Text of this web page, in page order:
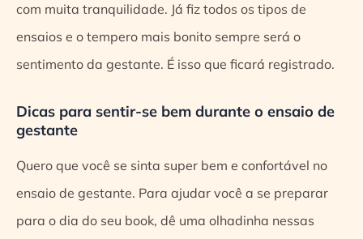
com muita tranquilidade. Já fiz todos os tipos de
ensaios e o tempero mais bonito sempre será o
sentimento da gestante. É isso que ficará registrado.
Dicas para sentir-se bem durante o ensaio de
gestante
Quero que você se sinta super bem e confortável no
ensaio de gestante. Para ajudar você a se preparar
para o dia do seu book, dê uma olhadinha nessas